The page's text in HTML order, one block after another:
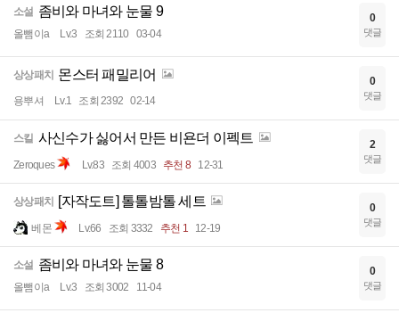
소설 좀비와 마녀와 눈물 9
올뺌이a Lv.3 조회 2110 03-04
0
댓글
상상패치 몬스터 패밀리어
용뿌셔 Lv.1 조회 2392 02-14
0
댓글
스킬 사신수가 싫어서 만든 비욘더 이펙트
Zeroques Lv.83 조회 4003 추천 8 12-31
2
댓글
상상패치 [자작도트] 톨톨밤톨 세트
베몬 Lv.66 조회 3332 추천 1 12-19
0
댓글
소설 좀비와 마녀와 눈물 8
올뺌이a Lv.3 조회 3002 11-04
0
댓글